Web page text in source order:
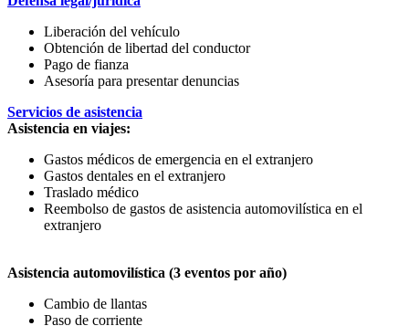
Liberación del vehículo
Obtención de libertad del conductor
Pago de fianza
Asesoría para presentar denuncias
Servicios de asistencia
Asistencia en viajes:
Gastos médicos de emergencia en el extranjero
Gastos dentales en el extranjero
Traslado médico
Reembolso de gastos de asistencia automovilística en el
extranjero
Asistencia automovilística (3 eventos por año)
Cambio de llantas
Paso de corriente